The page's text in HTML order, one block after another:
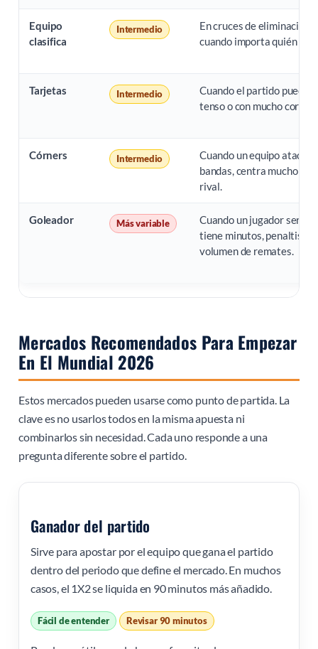
Equipo
clasifica
Intermedio
En cruces de eliminación
cuando importa quién
Tarjetas Intermedio
Cuando el partido puede
tenso o con mucho corte
Córners Intermedio
Cuando un equipo ataca
bandas, centra mucho o
rival.
Goleador Más variable
Cuando un jugador será
tiene minutos, penaltis o
volumen de remates.
Mercados Recomendados Para Empezar
En El Mundial 2026
Estos mercados pueden usarse como punto de partida. La
clave es no usarlos todos en la misma apuesta ni
combinarlos sin necesidad. Cada uno responde a una
pregunta diferente sobre el partido.
Ganador del partido
Sirve para apostar por el equipo que gana el partido
dentro del periodo que define el mercado. En muchos
casos, el 1X2 se liquida en 90 minutos más añadido.
Fácil de entender Revisar 90 minutos